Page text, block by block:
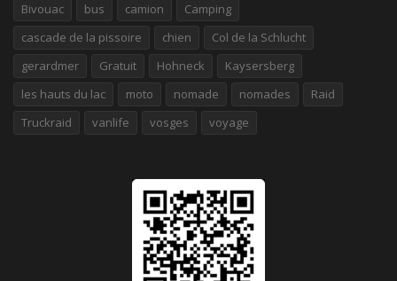
Bivouac
bus camion
Camping
cascade de la pissoire
chien
Col de la Schlucht
gerardmer
Gratuit Hohneck
Kaysersberg
les hauts du lac
moto nomade nomades
Raid
Truckraid
vanlife vosges voyage